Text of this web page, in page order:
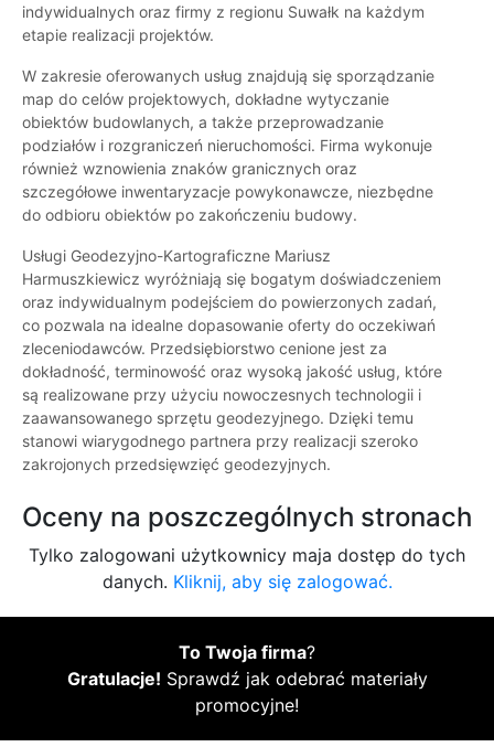
indywidualnych oraz firmy z regionu Suwałk na każdym
etapie realizacji projektów.
W zakresie oferowanych usług znajdują się sporządzanie
map do celów projektowych, dokładne wytyczanie
obiektów budowlanych, a także przeprowadzanie
podziałów i rozgraniczeń nieruchomości. Firma wykonuje
również wznowienia znaków granicznych oraz
szczegółowe inwentaryzacje powykonawcze, niezbędne
do odbioru obiektów po zakończeniu budowy.
Usługi Geodezyjno-Kartograficzne Mariusz
Harmuszkiewicz wyróżniają się bogatym doświadczeniem
oraz indywidualnym podejściem do powierzonych zadań,
co pozwala na idealne dopasowanie oferty do oczekiwań
zleceniodawców. Przedsiębiorstwo cenione jest za
dokładność, terminowość oraz wysoką jakość usług, które
są realizowane przy użyciu nowoczesnych technologii i
zaawansowanego sprzętu geodezyjnego. Dzięki temu
stanowi wiarygodnego partnera przy realizacji szeroko
zakrojonych przedsięwzięć geodezyjnych.
Oceny na poszczególnych stronach
Tylko zalogowani użytkownicy maja dostęp do tych
danych. Kliknij, aby się zalogować.
To Twoja firma?
Gratulacje! Sprawdź jak odebrać materiały
promocyjne!